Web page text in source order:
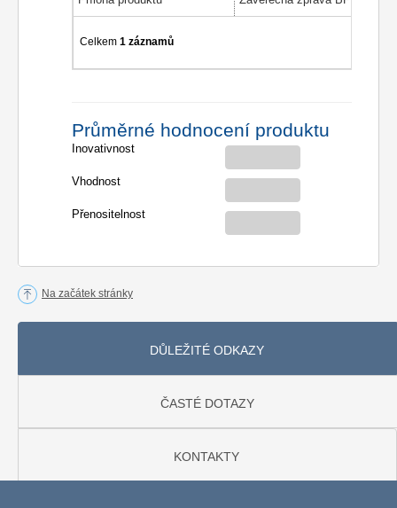
Celkem1 záznamů
Průměrné hodnocení produktu
Inovativnost
Vhodnost
Přenositelnost
Na začátek stránky
DŮLEŽITÉ ODKAZY
ČASTÉ DOTAZY
KONTAKTY